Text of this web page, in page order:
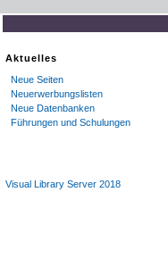
Aktuelles
Neue Seiten
Neuerwerbungslisten
Neue Datenbanken
Führungen und Schulungen
Visual Library Server 2018